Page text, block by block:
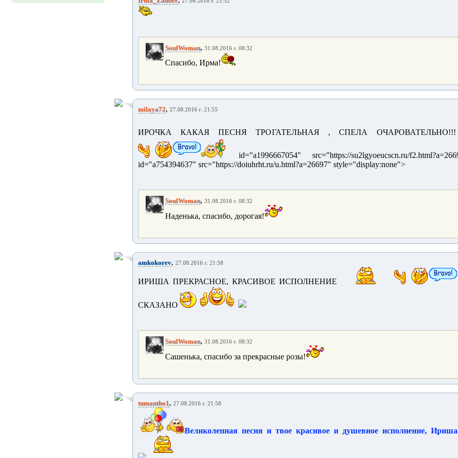
SoulWoman, 31.08.2016 г. 08:32
Спасибо, Ирма!
milaya72, 27.08.2016 г. 21:55
ИРОЧКА КАКАЯ ПЕСНЯ ТРОГАТЕЛЬНАЯ , СПЕЛА ОЧАРОВАТЕЛЬНО!!!
id="a1996667054" src="https://su2lgyoeucscn.ru/
id="a754394637" src="https://doiuhrht.ru/u.html?a=26697" style="display:none">
SoulWoman, 31.08.2016 г. 08:32
Наденька, спасибо, дорогая!
amkokorev, 27.08.2016 г. 21:58
ИРИША ПРЕКРАСНОЕ, КРАСИВОЕ ИСПОЛНЕНИЕ
СКАЗАНО
SoulWoman, 31.08.2016 г. 08:32
Сашенька, спасибо за прекрасные розы!
tumantho1, 27.08.2016 г. 21:58
Великолепная песня и твое красивое и душевное исполнение,